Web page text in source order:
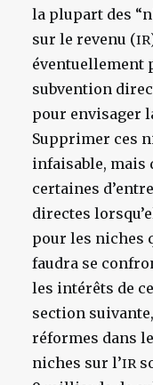
la plupart des
sur le revenu (IR
éventuellement
subvention
pour envisager
Supprimer ces
infaisable, mais
certaines
directes
pour les niches
faudra se
les intérêts de
section
réformes dans
niches sur l’IR